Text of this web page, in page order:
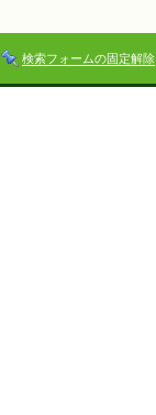
検索フォームの固定解除